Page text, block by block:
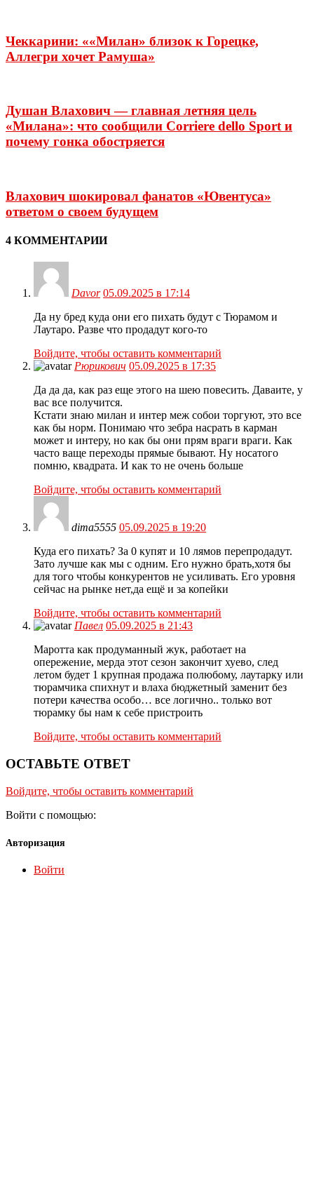
Чеккарини: ««Милан» близок к Горецке,
Аллегри хочет Рамуша»
Душан Влахович — главная летняя цель
«Милана»: что сообщили Corriere dello Sport и
почему гонка обостряется
Влахович шокировал фанатов «Ювентуса»
ответом о своем будущем
4 КОММЕНТАРИИ
Davor 05.09.2025 в 17:14
Да ну бред куда они его пихать будут с Тюрамом и
Лаутаро. Разве что продадут кого-то
Войдите, чтобы оставить комментарий
Рюрикович 05.09.2025 в 17:35
Да да да, как раз еще этого на шею повесить. Даваите, у
вас все получится.
Кстати знаю милан и интер меж собои торгуют, это все
как бы норм. Понимаю что зебра насрать в карман
может и интеру, но как бы они прям враги враги. Как
часто ваще переходы прямые бывают. Ну носатого
помню, квадрата. И как то не очень больше
Войдите, чтобы оставить комментарий
dima5555 05.09.2025 в 19:20
Куда его пихать? За 0 купят и 10 лямов перепродадут.
Зато лучше как мы с одним. Его нужно брать,хотя бы
для того чтобы конкурентов не усиливать. Его уровня
сейчас на рынке нет,да ещё и за копейки
Войдите, чтобы оставить комментарий
Павел 05.09.2025 в 21:43
Маротта как продуманный жук, работает на
опережение, мерда этот сезон закончит хуево, след
летом будет 1 крупная продажа полюбому, лаутарку или
тюрамчика спихнут и влаха бюджетный заменит без
потери качества особо… все логично.. только вот
тюрамку бы нам к себе пристроить
Войдите, чтобы оставить комментарий
ОСТАВЬТЕ ОТВЕТ
Войдите, чтобы оставить комментарий
Войти с помощью:
Авторизация
Войти